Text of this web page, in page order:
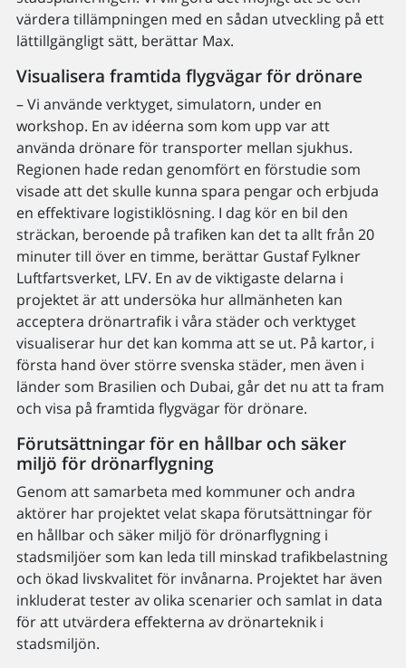
värdera tillämpningen med en sådan utveckling på ett
lättillgängligt sätt, berättar Max.
Visualisera framtida flygvägar för drönare
– Vi använde verktyget, simulatorn, under en
workshop. En av idéerna som kom upp var att
använda drönare för transporter mellan sjukhus.
Regionen hade redan genomfört en förstudie som
visade att det skulle kunna spara pengar och erbjuda
en effektivare logistiklösning. I dag kör en bil den
sträckan, beroende på trafiken kan det ta allt från 20
minuter till över en timme, berättar Gustaf Fylkner
Luftfartsverket, LFV. En av de viktigaste delarna i
projektet är att undersöka hur allmänheten kan
acceptera drönartrafik i våra städer och verktyget
visualiserar hur det kan komma att se ut. På kartor, i
första hand över större svenska städer, men även i
länder som Brasilien och Dubai, går det nu att ta fram
och visa på framtida flygvägar för drönare.
Förutsättningar för en hållbar och säker
miljö för drönarflygning
Genom att samarbeta med kommuner och andra
aktörer har projektet velat skapa förutsättningar för
en hållbar och säker miljö för drönarflygning i
stadsmiljöer som kan leda till minskad trafikbelastning
och ökad livskvalitet för invånarna. Projektet har även
inkluderat tester av olika scenarier och samlat in data
för att utvärdera effekterna av drönarteknik i
stadsmiljön.